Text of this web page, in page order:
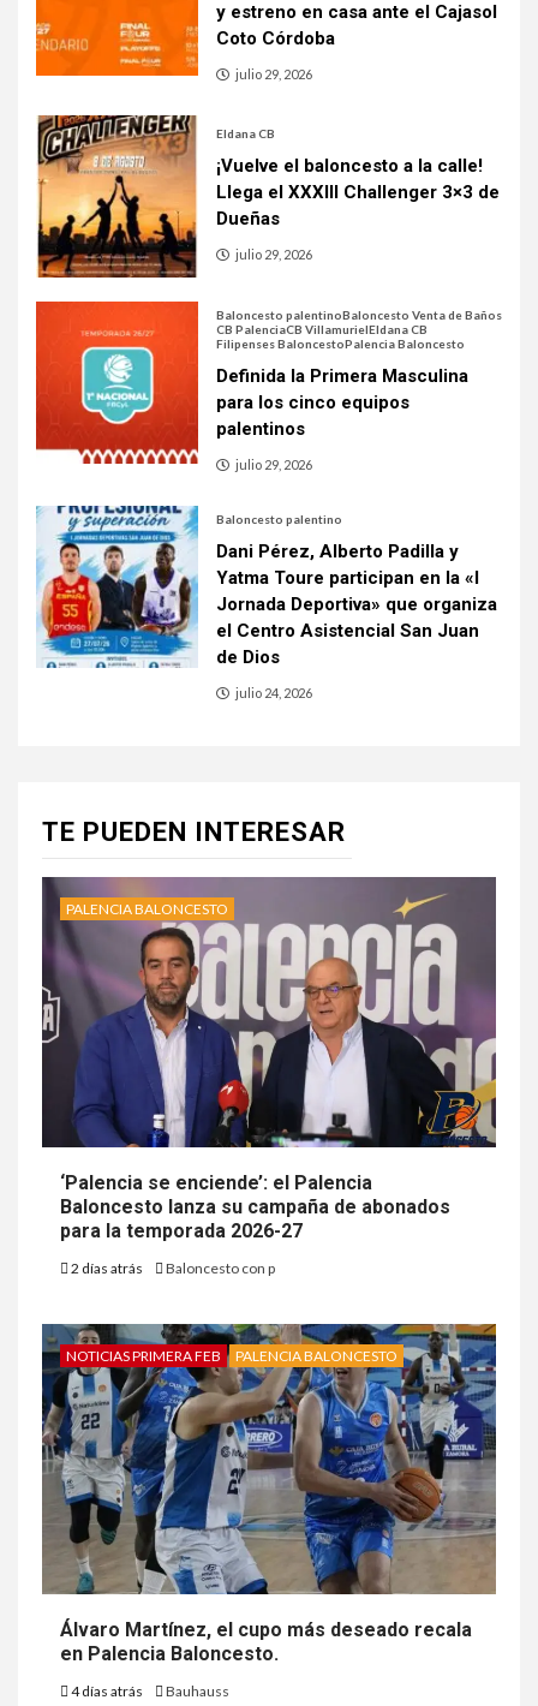
y estreno en casa ante el Cajasol
Coto Córdoba
julio 29, 2026
Eldana CB
¡Vuelve el baloncesto a la calle!
Llega el XXXIII Challenger 3×3 de
Dueñas
julio 29, 2026
Baloncesto palentinoBaloncesto Venta de Baños
CB PalenciaCB VillamurielEldana CB
Filipenses BaloncestoPalencia Baloncesto
Definida la Primera Masculina
para los cinco equipos
palentinos
julio 29, 2026
Baloncesto palentino
Dani Pérez, Alberto Padilla y
Yatma Toure participan en la «I
Jornada Deportiva» que organiza
el Centro Asistencial San Juan
de Dios
julio 24, 2026
TE PUEDEN INTERESAR
PALENCIA BALONCESTO
‘Palencia se enciende’: el Palencia
Baloncesto lanza su campaña de abonados
para la temporada 2026-27
2 días atrás Baloncesto con p
NOTICIAS PRIMERA FEB PALENCIA BALONCESTO
Álvaro Martínez, el cupo más deseado recala
en Palencia Baloncesto.
4 días atrás Bauhauss